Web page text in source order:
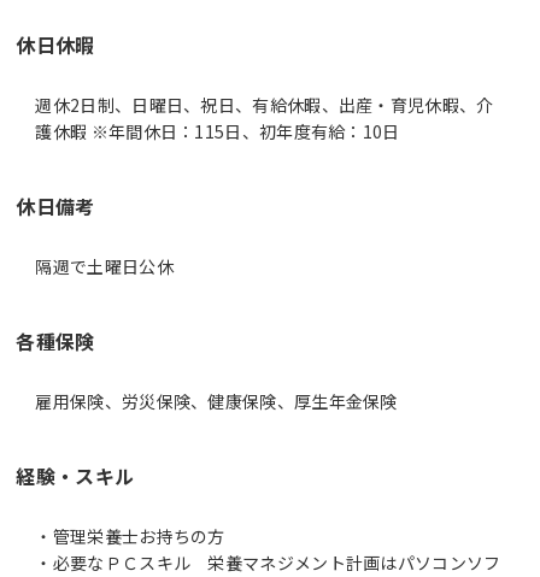
休日休暇
週休2日制、日曜日、祝日、有給休暇、出産・育児休暇、介
護休暇 ※年間休日：115日、初年度有給：10日
休日備考
隔週で土曜日公休
各種保険
雇用保険、労災保険、健康保険、厚生年金保険
経験・スキル
・管理栄養士お持ちの方
・必要なＰＣスキル 栄養マネジメント計画はパソコンソフ